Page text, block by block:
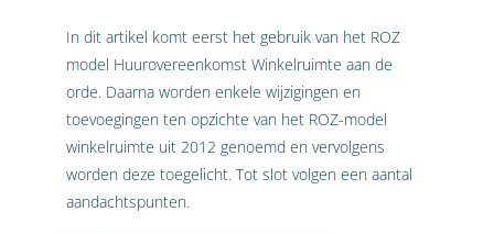
In dit artikel komt eerst het gebruik van het ROZ
model Huurovereenkomst Winkelruimte aan de
orde. Daarna worden enkele wijzigingen en
toevoegingen ten opzichte van het ROZ-model
winkelruimte uit 2012 genoemd en vervolgens
worden deze toegelicht. Tot slot volgen een aantal
aandachtspunten.